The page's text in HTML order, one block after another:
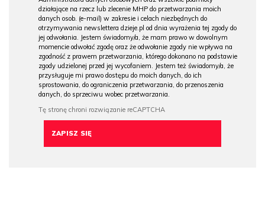
działające na rzecz lub zlecenie MHP do przetwarzania moich
danych osob. (e-mail) w zakresie i celach niezbędnych do
otrzymywania newslettera dzieje.pl od dnia wyrażenia tej zgody do
jej odwołania. Jestem świadomy/a, że mam prawo w dowolnym
momencie odwołać zgodę oraz że odwołanie zgody nie wpływa na
zgodność z prawem przetwarzania, którego dokonano na podstawie
zgody udzielonej przed jej wycofaniem. Jestem też świadomy/a, że
przysługuje mi prawo dostępu do moich danych, do ich
sprostowania, do ograniczenia przetwarzania, do przenoszenia
danych, do sprzeciwu wobec przetwarzania.